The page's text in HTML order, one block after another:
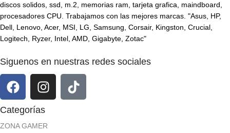
discos solidos, ssd, m.2, memorias ram, tarjeta grafica, maindboard,
procesadores CPU. Trabajamos con las mejores marcas. "Asus, HP,
Dell, Lenovo, Acer, MSI, LG, Samsung, Corsair, Kingston, Crucial,
Logitech, Ryzer, Intel, AMD, Gigabyte, Zotac"
Siguenos en nuestras redes sociales
Categorías
ZONA GAMER